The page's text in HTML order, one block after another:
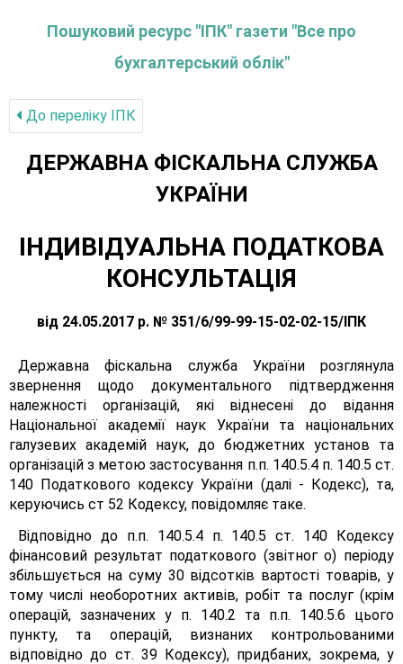
Пошуковий ресурс "ІПК" газети "Все про
бухгалтерський облік"
До переліку IПК
ДЕРЖАВНА ФІСКАЛЬНА СЛУЖБА
УКРАЇНИ
ІНДИВІДУАЛЬНА ПОДАТКОВА
КОНСУЛЬТАЦІЯ
від 24.05.2017 р. № 351/6/99-99-15-02-02-15/ІПК
Державна фіскальна служба України розглянула
звернення щодо документального підтвердження
належності організацій, які віднесені до відання
Національної академії наук України та національних
галузевих академій наук, до бюджетних установ та
організацій з метою застосування п.п. 140.5.4 п. 140.5 ст.
140 Податкового кодексу України (далі - Кодекс), та,
керуючись ст 52 Кодексу, повідомляє таке.
Відповідно до п.п. 140.5.4 п. 140.5 ст. 140 Кодексу
фінансовий результат податкового (звітног о) періоду
збільшується на суму 30 відсотків вартості товарів, у
тому числі необоротних активів, робіт та послуг (крім
операцій, зазначених у п. 140.2 та п.п. 140.5.6 цього
пункту, та операцій, визнаних контрольованими
відповідно до ст. 39 Кодексу), придбаних, зокрема, у